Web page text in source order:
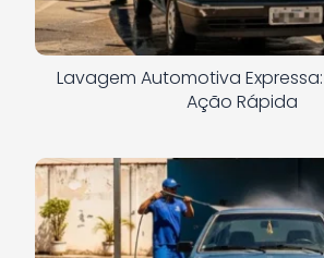
Lavagem Automotiva
Ação Rápida